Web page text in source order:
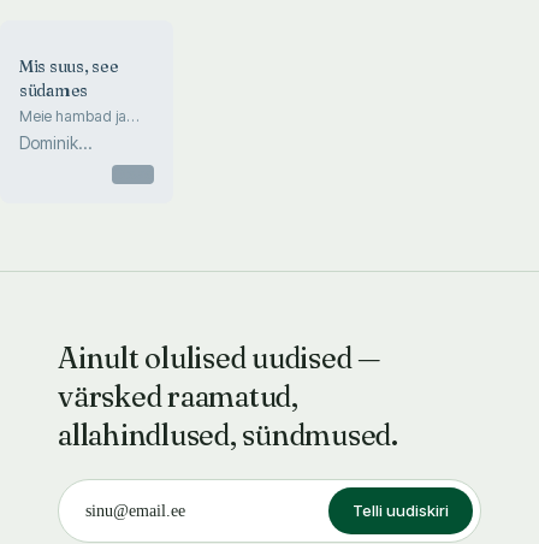
Mis suus, see
südames
Meie hambad ja
nende tähtsus kogu
keha tervisele
Dominik
Ainult olulised uudised —
värsked raamatud,
allahindlused, sündmused.
Telli uudiskiri